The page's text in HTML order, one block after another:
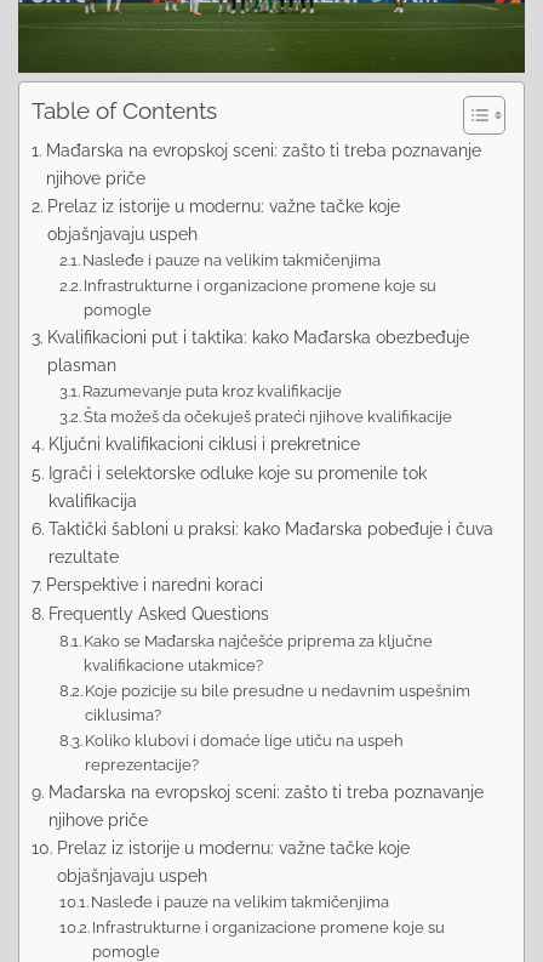
Table of Contents
Mađarska na evropskoj sceni: zašto ti treba poznavanje
njihove priče
Prelaz iz istorije u modernu: važne tačke koje
objašnjavaju uspeh
Nasleđe i pauze na velikim takmičenjima
Infrastrukturne i organizacione promene koje su
pomogle
Kvalifikacioni put i taktika: kako Mađarska obezbeđuje
plasman
Razumevanje puta kroz kvalifikacije
Šta možeš da očekuješ prateći njihove kvalifikacije
Ključni kvalifikacioni ciklusi i prekretnice
Igrači i selektorske odluke koje su promenile tok
kvalifikacija
Taktički šabloni u praksi: kako Mađarska pobeđuje i čuva
rezultate
Perspektive i naredni koraci
Frequently Asked Questions
Kako se Mađarska najčešće priprema za ključne
kvalifikacione utakmice?
Koje pozicije su bile presudne u nedavnim uspešnim
ciklusima?
Koliko klubovi i domaće lige utiču na uspeh
reprezentacije?
Mađarska na evropskoj sceni: zašto ti treba poznavanje
njihove priče
Prelaz iz istorije u modernu: važne tačke koje
objašnjavaju uspeh
Nasleđe i pauze na velikim takmičenjima
Infrastrukturne i organizacione promene koje su
pomogle